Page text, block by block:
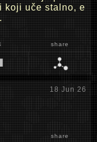
koji uče stalno, e
share
18 Jun 26
share